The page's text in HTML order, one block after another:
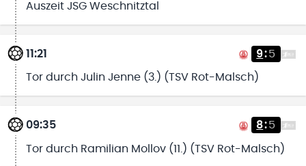
Auszeit JSG Weschnitztal
11:21 9:5
Tor durch Julin Jenne (3.) (TSV Rot-Malsch)
09:35 8:5
Tor durch Ramilian Mollov (11.) (TSV Rot-Malsch)